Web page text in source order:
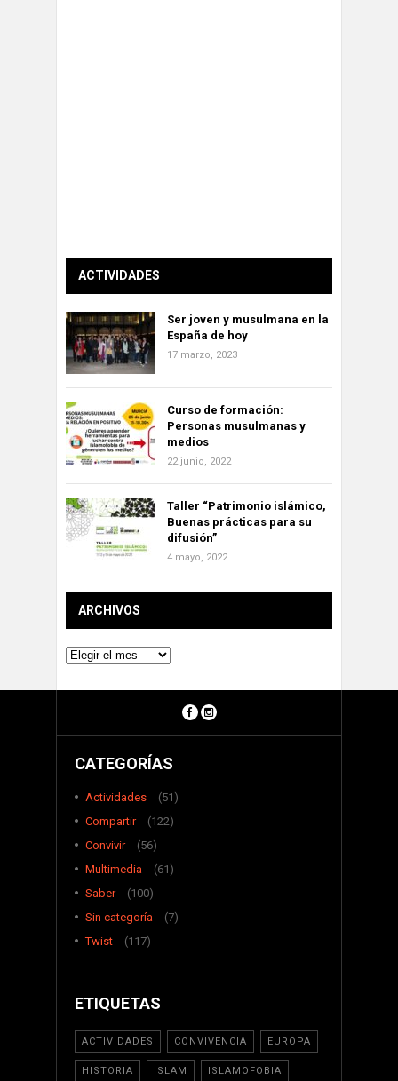
ACTIVIDADES
Ser joven y musulmana en la
España de hoy
17 marzo, 2023
Curso de formación:
Personas musulmanas y
medios
22 junio, 2022
Taller “Patrimonio islámico,
Buenas prácticas para su
difusión”
4 mayo, 2022
ARCHIVOS
Archivos
CATEGORÍAS
Actividades
(51)
Compartir
(122)
Convivir
(56)
Multimedia
(61)
Saber
(100)
Sin categoría
(7)
Twist
(117)
ETIQUETAS
ACTIVIDADES CONVIVENCIA EUROPA
HISTORIA ISLAM ISLAMOFOBIA